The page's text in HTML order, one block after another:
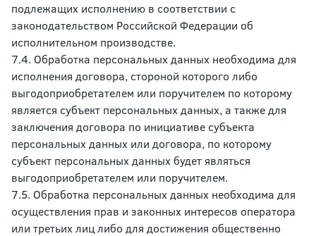
подлежащих исполнению в соответствии с
законодательством Российской Федерации об
исполнительном производстве.
7.4. Обработка персональных данных необходима для
исполнения договора, стороной которого либо
выгодоприобретателем или поручителем по которому
является субъект персональных данных, а также для
заключения договора по инициативе субъекта
персональных данных или договора, по которому
субъект персональных данных будет являться
выгодоприобретателем или поручителем.
7.5. Обработка персональных данных необходима для
осуществления прав и законных интересов оператора
или третьих лиц либо для достижения общественно